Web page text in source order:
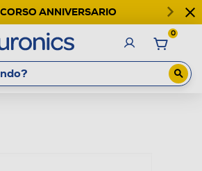
ANNIVERSARIO
0